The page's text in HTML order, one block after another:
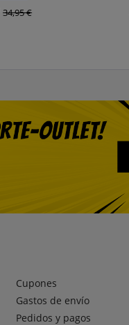
34,95 €
Cupones
Gastos de envío
Pedidos y pagos